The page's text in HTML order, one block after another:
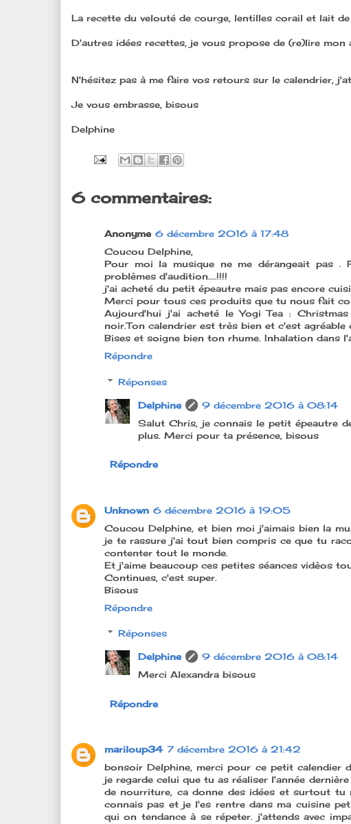
La recette du velouté de courge, lentilles corail et lait
D'autres idées recettes, je vous propose de (re)lire mon
N'hésitez pas à me faire vos retours sur le calendrier,
Je vous embrasse, bisous
Delphine
6 commentaires:
Anonyme 6 décembre 2016 à 17:48
Coucou Delphine,
Pour moi la musique ne me dérangeait pas .
problèmes d'audition....!!!!
j'ai acheté du petit épeautre mais pas encore
Merci pour tous ces produits que tu nous fait
Aujourd'hui j'ai acheté le Yogi Tea :
noir.Ton calendrier est très bien et c'est
Bises et soigne bien ton rhume. Inhalation dans
Répondre
Réponses
Delphine
9 décembre 2016 à 08:14
Salut Chris, je connais le petit épeautre
plus. Merci pour ta présence, bisous
Répondre
Unknown 6 décembre 2016 à 19:05
Coucou Delphine, et bien moi j'aimais bien la
je te rassure j'ai tout bien compris ce que tu
contenter tout le monde.
Et j'aime beaucoup ces petites séances vidèos
Continues, c'est super.
Bisous
Répondre
Réponses
Delphine
9 décembre 2016 à 08:14
Merci Alexandra bisous
Répondre
mariloup34 7 décembre 2016 à 21:42
bonsoir Delphine, merci pour ce petit calendier
je regarde celui que tu as réaliser l'année
de nourriture, ca donne des idées et surtout
connais pas et je l'es rentre dans ma cuisine
qui on tendance à se répeter. j'attends avec